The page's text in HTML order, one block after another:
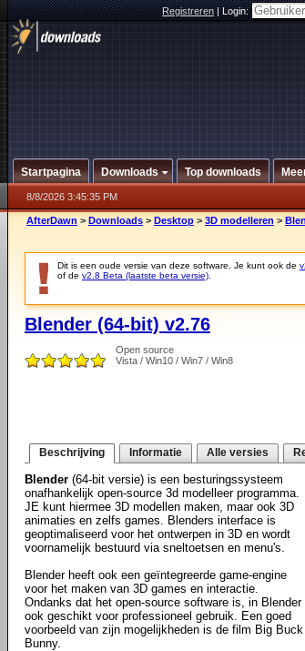
Registreren|Login:
Startpagina Downloads Top downloads
8/8/2026 3:45:35 PM
AfterDawn > Downloads > Desktop > 3D modelleren >
Dit is een oude versie van deze software. Je kunt ook de
of de v2.8 Beta (laatste beta versie)
Blender (64-bit) v2.76
Open source
Vista / Win10 / Win7 / Win8
Beschrijving Informatie Alle versies
Blender (64-bit versie) is een besturingssysteem
onafhankelijk open-source 3d modelleer programma.
JE kunt hiermee 3D modellen maken, maar ook 3D
animaties en zelfs games. Blenders interface is
geoptimaliseerd voor het ontwerpen in 3D en wordt
voornamelijk bestuurd via sneltoetsen en menu's.
Blender heeft ook een geïntegreerde game-engine
voor het maken van 3D games en interactie.
Ondanks dat het open-source software is, in Blender
ook geschikt voor professioneel gebruik. Een goed
voorbeeld van zijn mogelijkheden is de film Big Buck
Bunny.